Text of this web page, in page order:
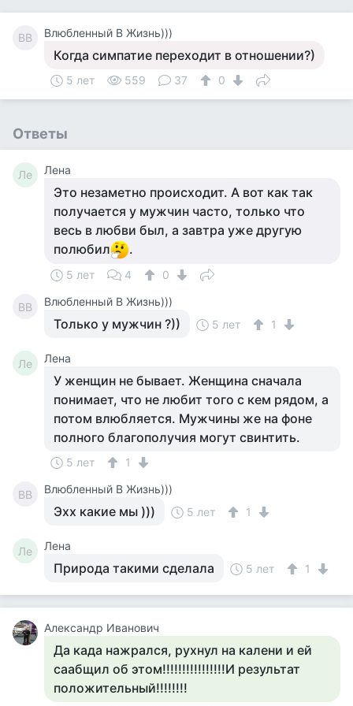
ВВ Влюбленный В Жизнь)))
Когда симпатие переходит в отношении?)
5 лет 559 37 0
Ответы
Ле Лена
Это незаметно происходит. А вот как так
получается у мужчин часто, только что
весь в любви был, а завтра уже другую
полюбил
.
5 лет 4 0
ВВ Влюбленный В Жизнь)))
Только у мужчин ?)) 5 лет 1
Ле Лена
У женщин не бывает. Женщина сначала
понимает, что не любит того с кем рядом, а
потом влюбляется. Мужчины же на фоне
полного благополучия могут свинтить.
5 лет 1
ВВ Влюбленный В Жизнь)))
Эхх какие мы ))) 5 лет 1
Ле Лена
Природа такими сделала 5 лет 1
Александр Иванович
Да када нажрался, рухнул на калени и ей
саабщил об этом!!!!!!!!!!!!!!!!И результат
положительный!!!!!!!!